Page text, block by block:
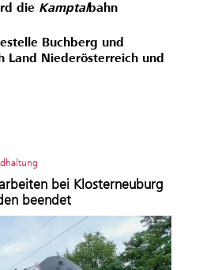
die Kamptalbahn
Buchberg und
Land Niederösterreich und
bei Klosterneuburg
beendet